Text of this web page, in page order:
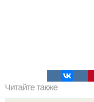
Читайте также